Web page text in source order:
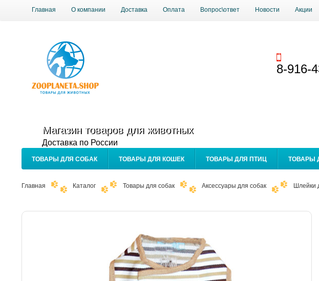
Главная О компании Доставка Оплата Вопрос\ответ Новости Акции
Магазин товаров для животных
Доставка по России
8-916-
ТОВАРЫ ДЛЯ СОБАК ТОВАРЫ ДЛЯ КОШЕК ТОВАРЫ ДЛЯ ПТИЦ ТОВАРЫ
Главная Каталог Товары для собак Аксессуары для собак Шлейки